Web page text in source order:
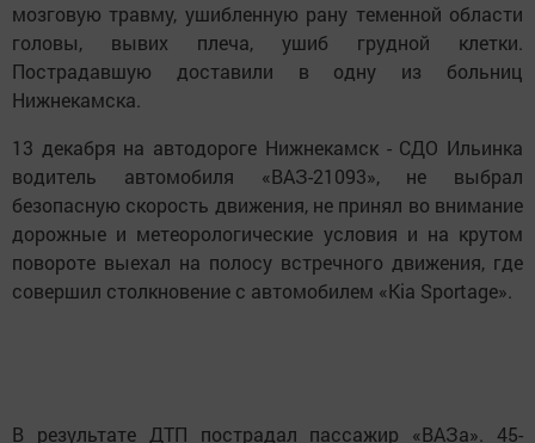
мозговую травму, ушибленную рану теменной области
головы, вывих плеча, ушиб грудной клетки.
Пострадавшую доставили в одну из больниц
Нижнекамска.
13 декабря на автодороге Нижнекамск - СДО Ильинка
водитель автомобиля «ВАЗ-21093», не выбрал
безопасную скорость движения, не принял во внимание
дорожные и метеорологические условия и на крутом
повороте выехал на полосу встречного движения, где
совершил столкновение с автомобилем «Kia Sportage».
В результате ДТП пострадал пассажир «ВАЗа». 45-